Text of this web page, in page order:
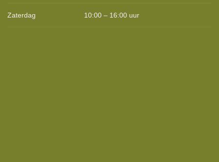
Zaterdag 10:00 – 16:00 uur